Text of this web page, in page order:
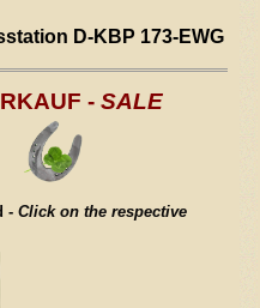
D-KBP 173-EWG
- SALE
- Click on the respective